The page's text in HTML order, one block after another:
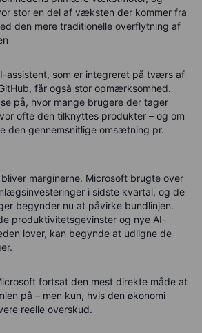
stor en del af væksten der kommer fra
den mere traditionelle overflytning af
assistent, som er integreret på tværs af
får også stor opmærksomhed.
på, hvor mange brugere der tager
ofte den tilknyttes produkter – og om
den gennemsnitlige omsætning pr.
marginerne. Microsoft brugte over
i sidste kvartal, og de
begynder nu at påvirke bundlinjen.
produktivitetsgevinster og nye AI-
lover, kan begynde at udligne de
fortsat den mest direkte måde at
på – men kun, hvis den økonomi
reelle overskud.